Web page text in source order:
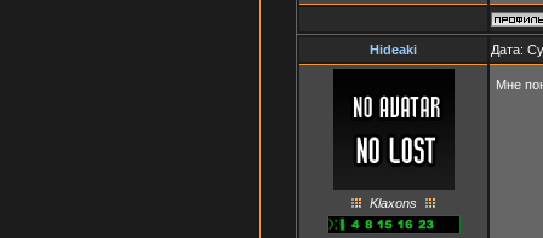
Hideaki Дата:
Klaxons
Мне